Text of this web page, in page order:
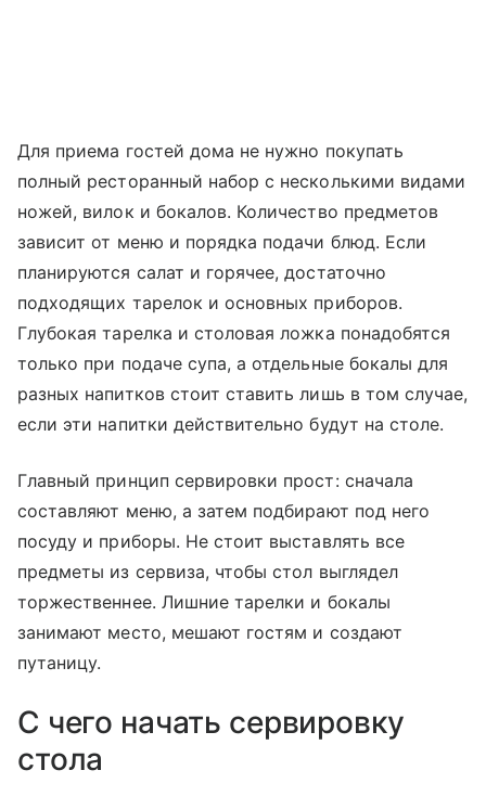
Для приема гостей дома не нужно покупать
полный ресторанный набор с несколькими видами
ножей, вилок и бокалов. Количество предметов
зависит от меню и порядка подачи блюд. Если
планируются салат и горячее, достаточно
подходящих тарелок и основных приборов.
Глубокая тарелка и столовая ложка понадобятся
только при подаче супа, а отдельные бокалы для
разных напитков стоит ставить лишь в том случае,
если эти напитки действительно будут на столе.
Главный принцип сервировки прост: сначала
составляют меню, а затем подбирают под него
посуду и приборы. Не стоит выставлять все
предметы из сервиза, чтобы стол выглядел
торжественнее. Лишние тарелки и бокалы
занимают место, мешают гостям и создают
путаницу.
С чего начать сервировку
стола